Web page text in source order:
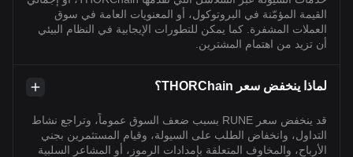
القيمة المؤمّنة في البروتوكول، أو المعنويات العامة في سوق
العملات المشفرة. كما يمكن للتطورات الإيجابية في النظام البيئي
أن تزيد من اهتمام المشترين.
لماذا ينخفض سعر THORChain؟
قد ينخفض سعر RUNE بسبب ضعف السوق عموماً، وتراجع نشاط
التداول، وانخفاض الطلب على السيولة، وقيام المستثمرين بجني
الأرباح، والمخاوف المتعلقة بإمدادات الرموز، أو المشاعر السلبية